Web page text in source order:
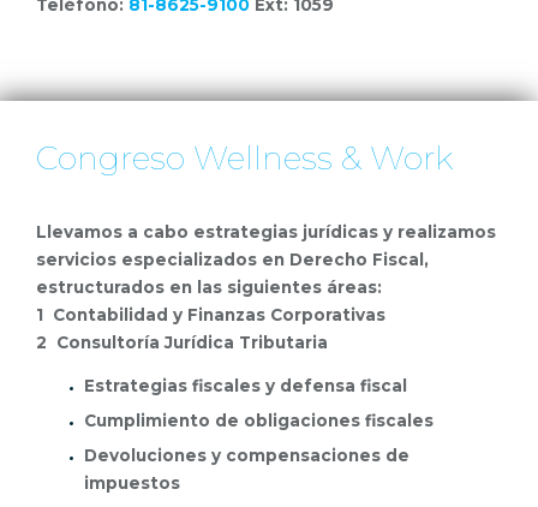
Teléfono: 81-8625-9100 Ext: 1059
Congreso Wellness & Work
Llevamos a cabo estrategias jurídicas y realizamos
servicios especializados en Derecho Fiscal,
estructurados en las siguientes áreas:
1 Contabilidad y Finanzas Corporativas
2 Consultoría Jurídica Tributaria
Estrategias fiscales y defensa fiscal
Cumplimiento de obligaciones fiscales
Devoluciones y compensaciones de
impuestos